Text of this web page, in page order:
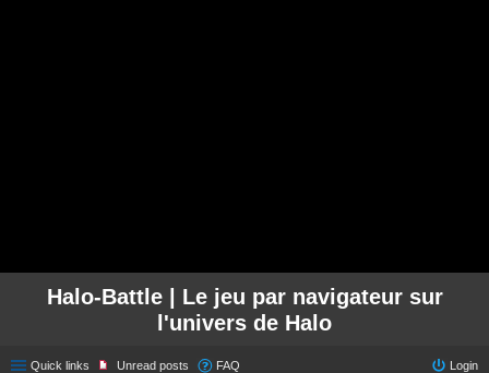
Halo-Battle | Le jeu par navigateur sur
l'univers de Halo
Quick links Unread posts FAQ Login